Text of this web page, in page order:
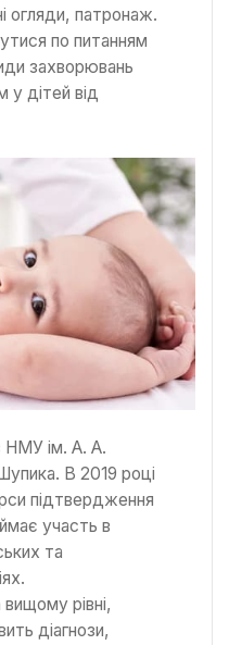
огляди, патронаж.
по питанням
захворювань
у дітей від
НМУ ім. А. А.
В 2019 році
підтвердження
участь в
та
рівні,
діагнози,